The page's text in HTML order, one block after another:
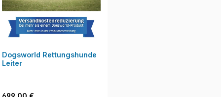
Dogsworld Rettungshunde
Leiter